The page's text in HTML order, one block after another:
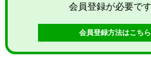
会員登録が必要です
会員登録方法はこちら